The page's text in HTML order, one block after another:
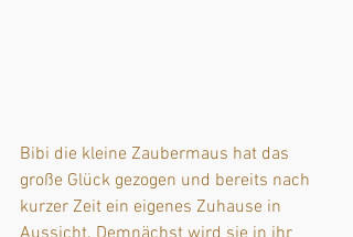
Bibi die kleine Zaubermaus hat das
große Glück gezogen und bereits nach
kurzer Zeit ein eigenes Zuhause in